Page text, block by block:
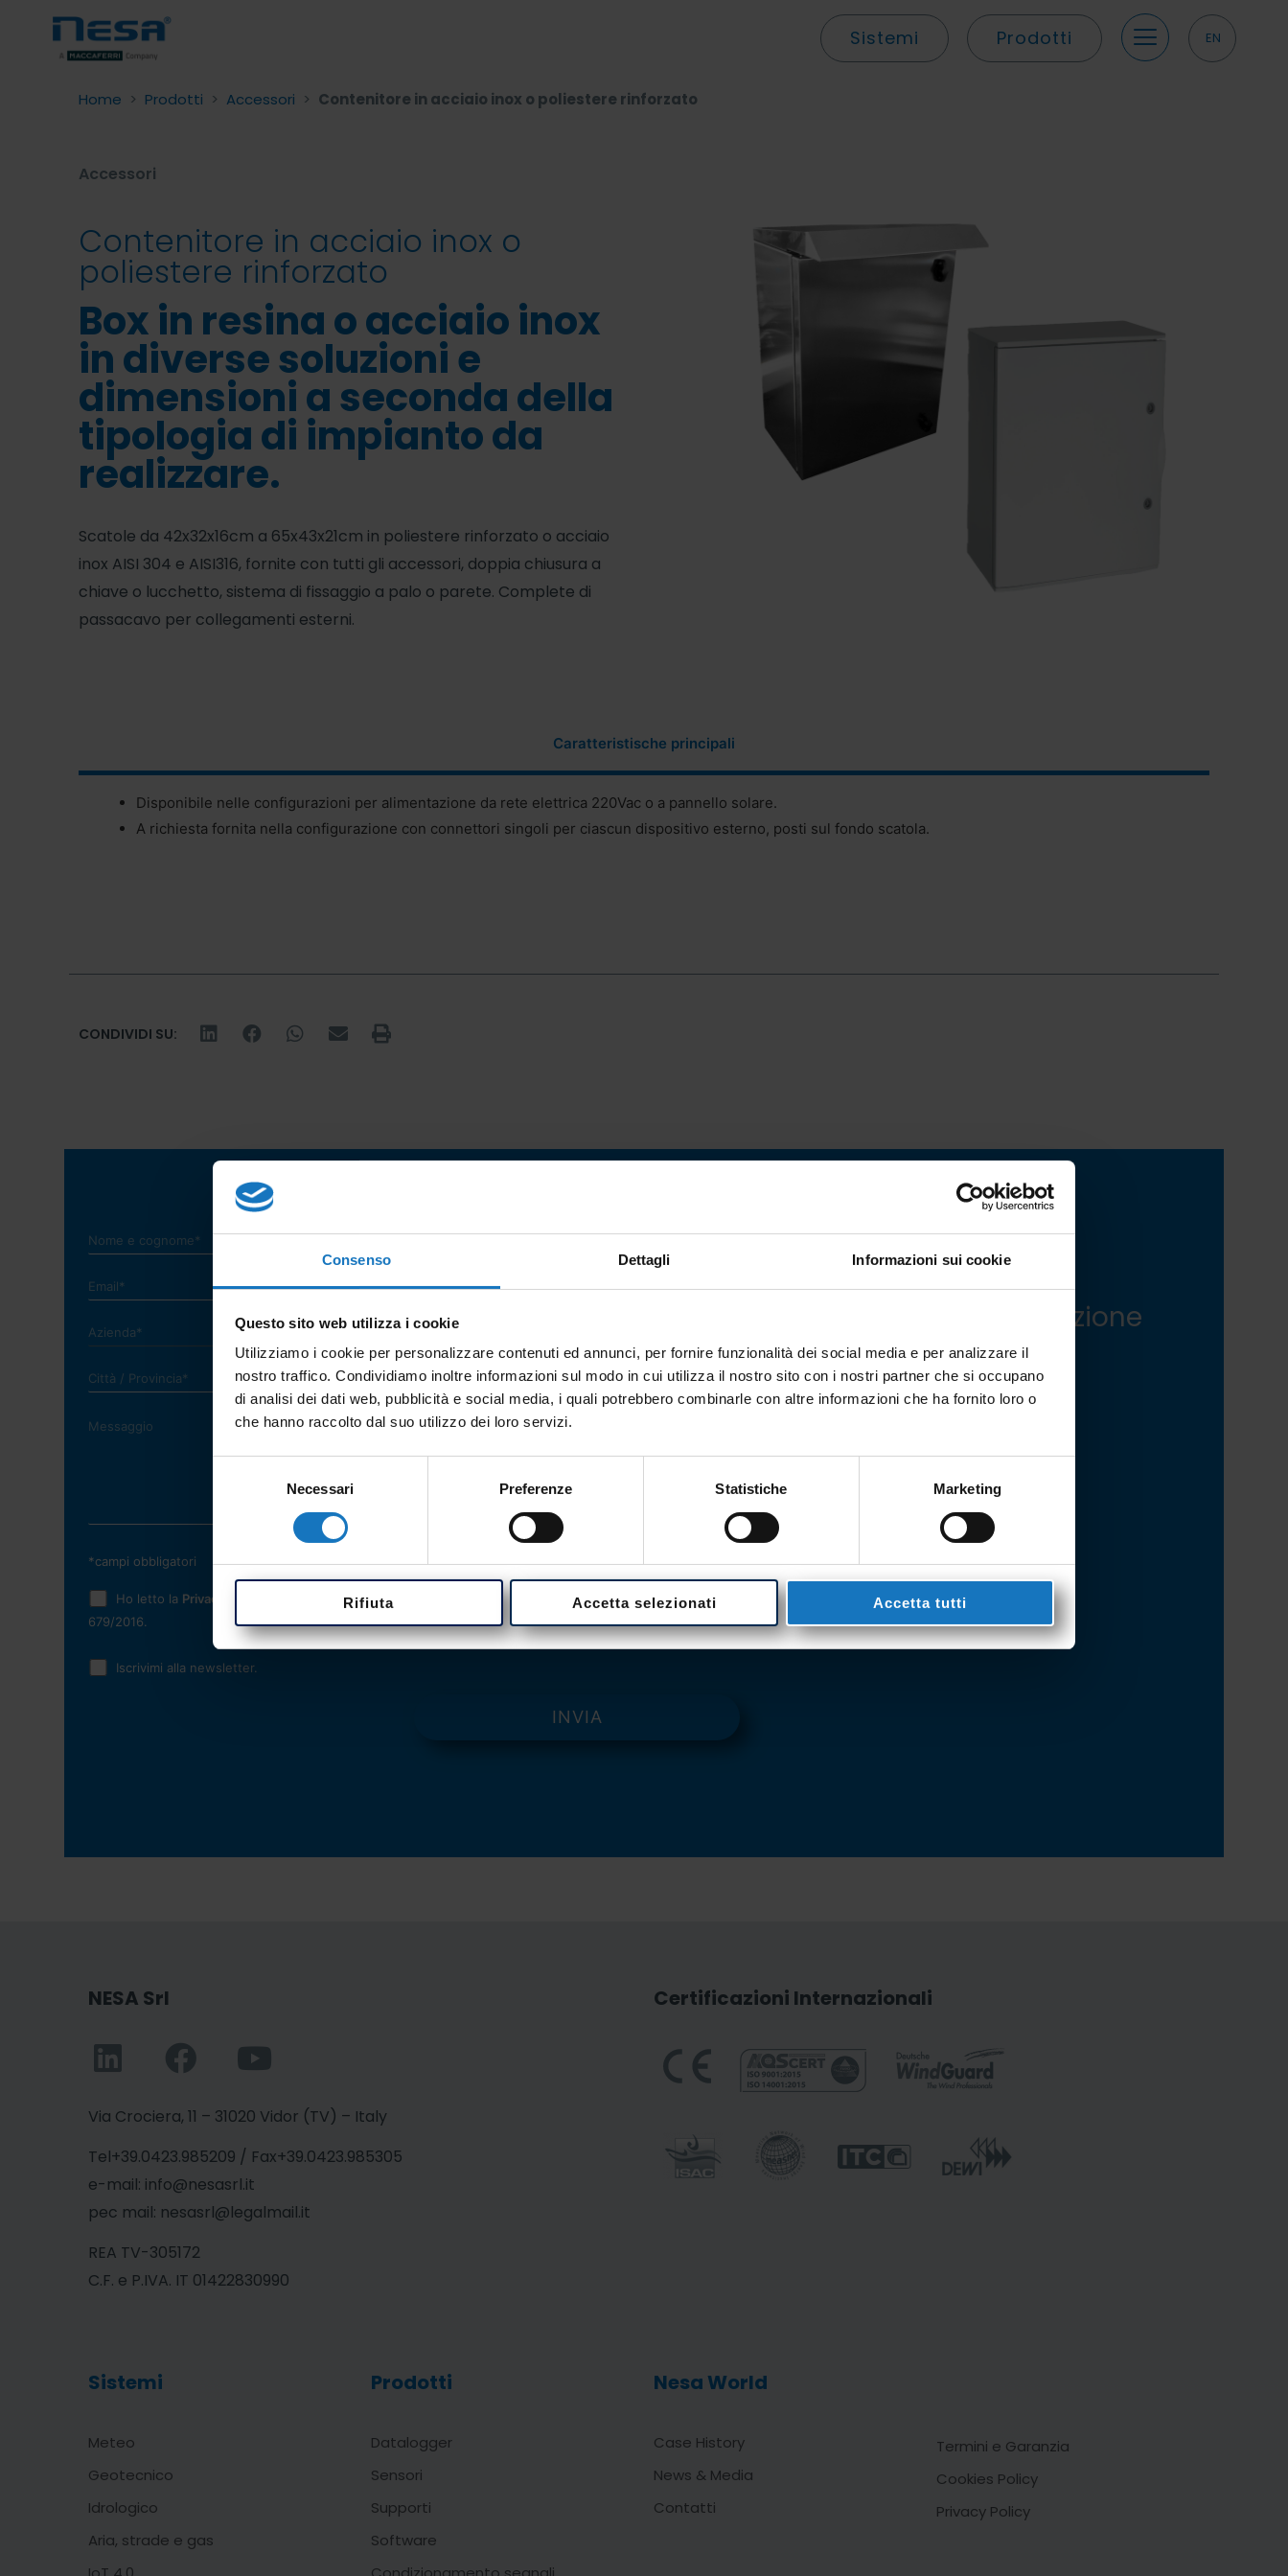
Consenso Dettagli Informazioni sui cookie
Questo sito web utilizza i cookie
Utilizziamo i cookie per personalizzare contenuti ed annunci, per fornire funzionalità dei social media e per analizzare il
nostro traffico. Condividiamo inoltre informazioni sul modo in cui utilizza il nostro sito con i nostri partner che si occupano
di analisi dei dati web, pubblicità e social media, i quali potrebbero combinarle con altre informazioni che ha fornito loro o
che hanno raccolto dal suo utilizzo dei loro servizi.
Necessari Preferenze Statistiche Marketing
Rifiuta Accetta selezionati Accetta tutti
Sistemi Prodotti EN
Home > Prodotti > Accessori > Contenitore in acciaio inox o poliestere rinforzato
Accessori
Contenitore in acciaio inox o
poliestere rinforzato
Box in resina o acciaio inox
in diverse soluzioni e
dimensioni a seconda della
tipologia di impianto da
realizzare.
Scatole da 42x32x16cm a 65x43x21cm in poliestere rinforzato o acciaio
inox AISI 304 e AISI316, fornite con tutti gli accessori, doppia chiusura a
chiave o lucchetto, sistema di fissaggio a palo o parete. Complete di
passacavo per collegamenti esterni.
Caratteristische principali
Disponibile nelle configurazioni per alimentazione da rete elettrica 220Vac o a pannello solare.
A richiesta fornita nella configurazione con connettori singoli per ciascun dispositivo esterno, posti sul fondo scatola.
CONDIVIDI SU:
*campi obbligatori
Ho letto la Privacy Policy
e acconsento al trattamento dei dati personali ai sensi del Regolamento UE n.
679/2016.
Iscrivimi alla newsletter.
CONTATTACI
Siamo a tua disposizione
per qualsiasi
informazione, o
+39 0423 985209
NESA Srl
Via Crociera, 11 – 31020 Vidor (TV) – Italy
Tel+39.0423.985209 / Fax+39.0423.985305
e-mail: info@nesasrl.it
pec mail: nesasrl@legalmail.it
REA TV-305172
C.F. e P.IVA. IT 01422830990
Certificazioni Internazionali
Sistemi
Meteo
Geotecnico
Idrologico
Aria, strade e gas
Prodotti
Datalogger
Sensori
Supporti
Software
Nesa World
Case History
News & Media
Contatti
Termini e Garanzia
Cookies Policy
Privacy Policy